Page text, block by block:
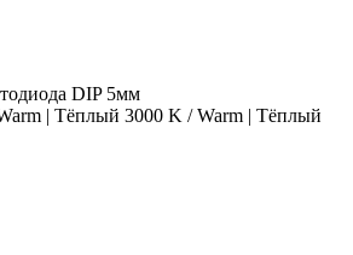
DIP 5мм
| Тёплый 3000 K / Warm | Тёплый